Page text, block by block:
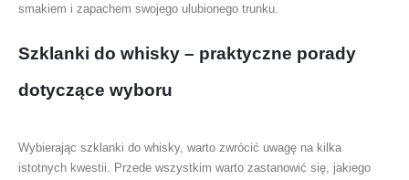
smakiem i zapachem swojego ulubionego trunku.
Szklanki do whisky – praktyczne porady
dotyczące wyboru
Wybierając szklanki do whisky, warto zwrócić uwagę na kilka
istotnych kwestii. Przede wszystkim warto zastanowić się, jakiego